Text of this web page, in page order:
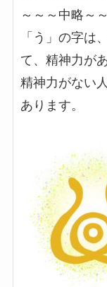
～～～中略～
「う」の字は
て、精神力が
精神力がない
あります。